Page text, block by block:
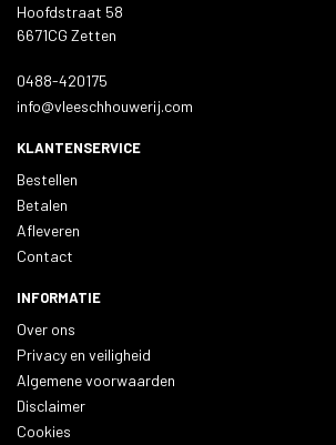
Hoofdstraat 58
6671CG Zetten
0488-420175
info@vleeschhouwerij.com
KLANTENSERVICE
Bestellen
Betalen
Afleveren
Contact
INFORMATIE
Over ons
Privacy en veiligheid
Algemene voorwaarden
Disclaimer
Cookies